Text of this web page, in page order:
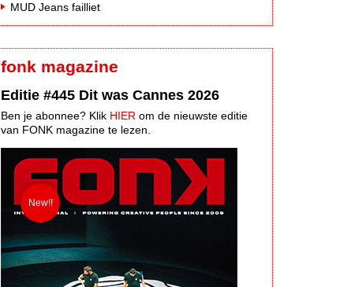
MUD Jeans failliet
fonk magazine
Editie #445 Dit was Cannes 2026
Ben je abonnee? Klik HIER om de nieuwste editie
van FONK magazine te lezen.